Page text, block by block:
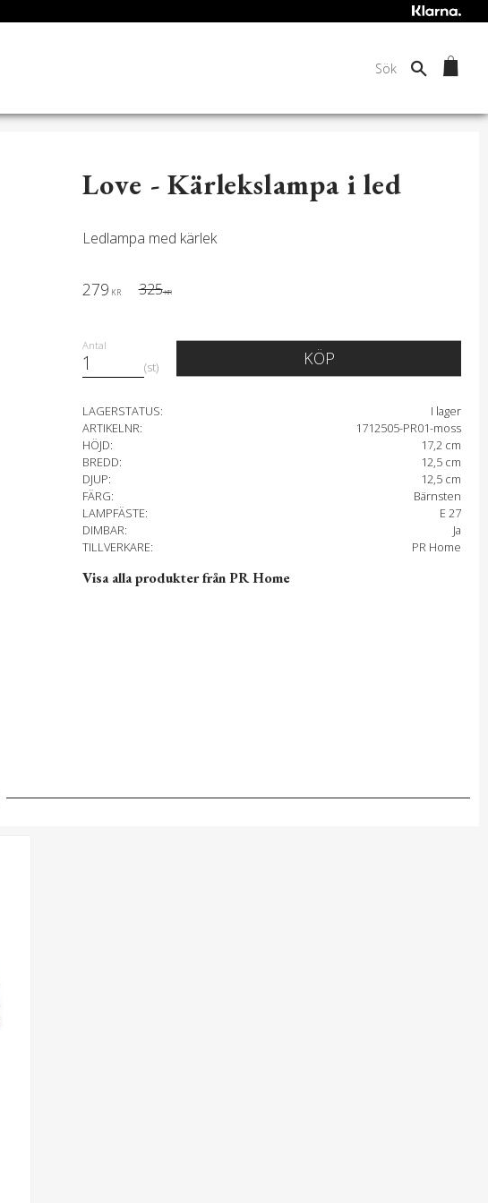
Love - Kärlekslampa i led
Ledlampa med kärlek
Nedsatt pris:
279 KR Ordinarie pris:
325KR
Antal
st KÖP
LAGERSTATUS
I lager
ARTIKELNR
1712505-PR01-moss
HÖJD
17,2 cm
BREDD
12,5 cm
DJUP
12,5 cm
FÄRG
Bärnsten
LAMPFÄSTE
E 27
DIMBAR
Ja
TILLVERKARE
PR Home
Visa alla produkter från PR Home